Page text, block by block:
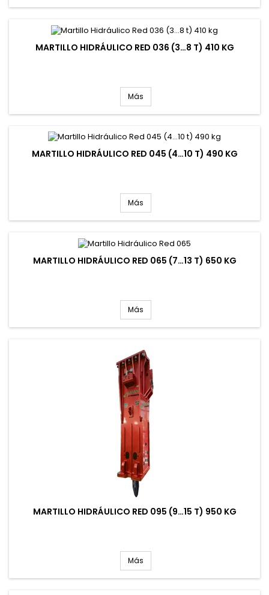
MARTILLO HIDRÁULICO RED 036 (3…8 T) 410 KG
Más
MARTILLO HIDRÁULICO RED 045 (4…10 T) 490 KG
Más
MARTILLO HIDRÁULICO RED 065 (7…13 T) 650 KG
Más
MARTILLO HIDRÁULICO RED 095 (9…15 T) 950 KG
Más